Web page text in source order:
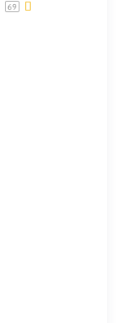
69